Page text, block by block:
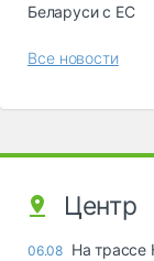
Беларуси с ЕС
Все новости
Центр
06.08 На трассе